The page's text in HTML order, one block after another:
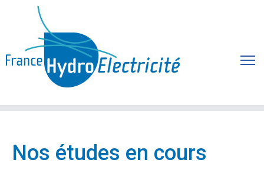
Nos études en cours